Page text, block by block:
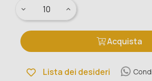
Acquista
Lista dei desideri